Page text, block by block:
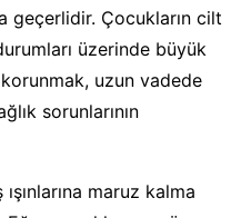
geçerlidir. Çocukların cilt
üzerinde büyük
uzun vadede
sorunlarının
maruz kalma